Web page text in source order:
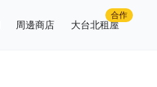
周邊商店 大台北租屋
合作